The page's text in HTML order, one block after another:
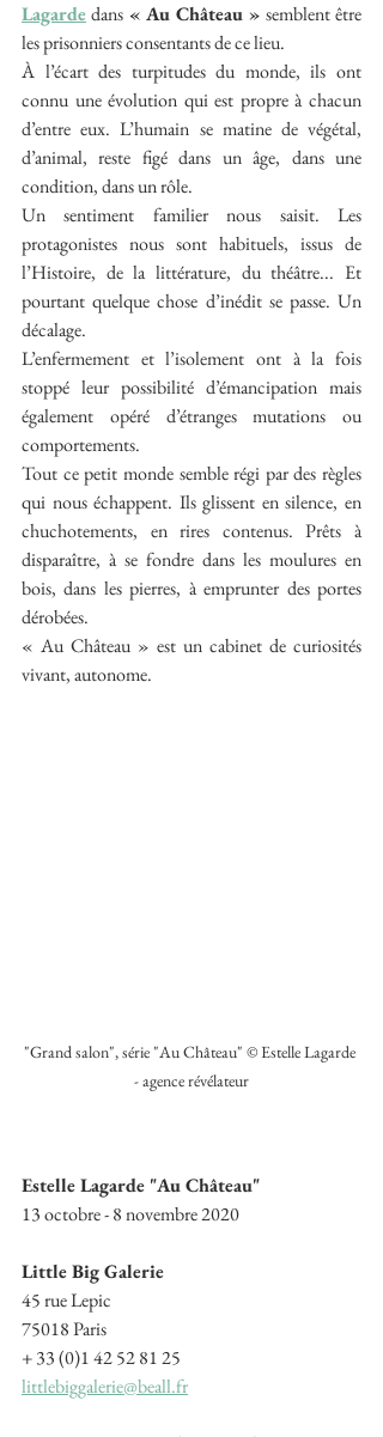
Lagarde dans « Au Château » semblent être
les prisonniers consentants de ce lieu.
À l’écart des turpitudes du monde, ils ont
connu une évolution qui est propre à chacun
d’entre eux. L’humain se matine de végétal,
d’animal, reste figé dans un âge, dans une
condition, dans un rôle.
Un sentiment familier nous saisit. Les
protagonistes nous sont habituels, issus de
l’Histoire, de la littérature, du théâtre... Et
pourtant quelque chose d’inédit se passe. Un
décalage.
L’enfermement et l’isolement ont à la fois
stoppé leur possibilité d’émancipation mais
également opéré d’étranges mutations ou
comportements.
Tout ce petit monde semble régi par des règles
qui nous échappent. Ils glissent en silence, en
chuchotements, en rires contenus. Prêts à
disparaître, à se fondre dans les moulures en
bois, dans les pierres, à emprunter des portes
dérobées.
« Au Château » est un cabinet de curiosités
vivant, autonome.
"Grand salon", série "Au Château" © Estelle Lagarde
- agence révélateur
Estelle Lagarde "Au Château"
13 octobre - 8 novembre 2020
Little Big Galerie
45 rue Lepic
75018 Paris
+ 33 (0)1 42 52 81 25
littlebiggalerie@beall.fr